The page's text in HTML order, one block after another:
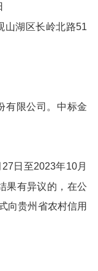
山湖区长岭北路51
有限公司。中标金
日至2023年10月
果有异议的，在公
向贵州省农村信用